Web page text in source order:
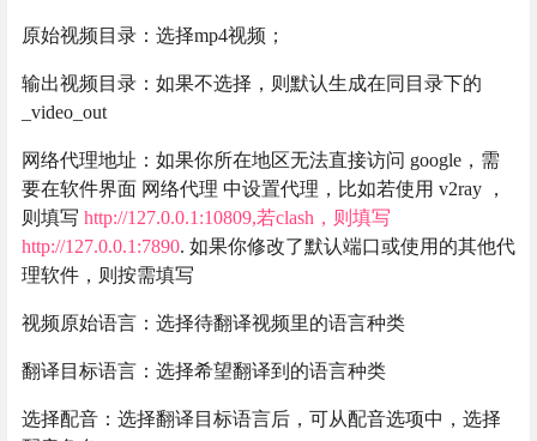
原始视频目录：选择mp4视频；
输出视频目录：如果不选择，则默认生成在同目录下的
_video_out
网络代理地址：如果你所在地区无法直接访问 google，需
要在软件界面 网络代理 中设置代理，比如若使用 v2ray ，
则填写 http://127.0.0.1:10809,若clash，则填写
http://127.0.0.1:7890. 如果你修改了默认端口或使用的其他代
理软件，则按需填写
视频原始语言：选择待翻译视频里的语言种类
翻译目标语言：选择希望翻译到的语言种类
选择配音：选择翻译目标语言后，可从配音选项中，选择